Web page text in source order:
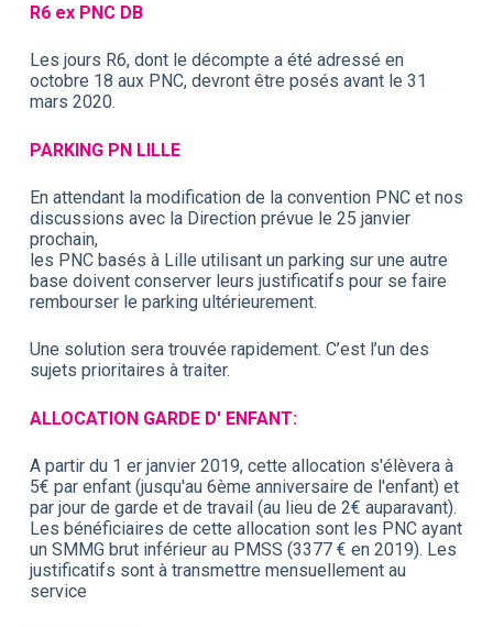
R6 ex PNC DB
Les jours R6, dont le décompte a été adressé en
octobre 18 aux PNC, devront être posés avant le 31
mars 2020.
PARKING PN LILLE
En attendant la modification de la convention PNC et nos
discussions avec la Direction prévue le 25 janvier
prochain,
les PNC basés à Lille utilisant un parking sur une autre
base doivent conserver leurs justificatifs pour se faire
rembourser le parking ultérieurement.
Une solution sera trouvée rapidement. C’est l’un des
sujets prioritaires à traiter.
ALLOCATION GARDE D' ENFANT:
A partir du 1 er janvier 2019, cette allocation s'élèvera à
5€ par enfant (jusqu'au 6ème anniversaire de l'enfant) et
par jour de garde et de travail (au lieu de 2€ auparavant).
Les bénéficiaires de cette allocation sont les PNC ayant
un SMMG brut inférieur au PMSS (3377 € en 2019). Les
justificatifs sont à transmettre mensuellement au
service